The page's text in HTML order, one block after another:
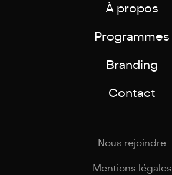
À propos
Programmes
Branding
Contact
Nous rejoindre
Mentions légales